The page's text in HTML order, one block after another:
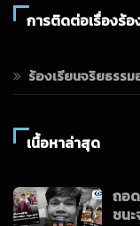
การติดต่อเรื่องร้อ
ร้องเรียนจริยธรร
เนื้อหาล่าสุด
ถอ
ชน